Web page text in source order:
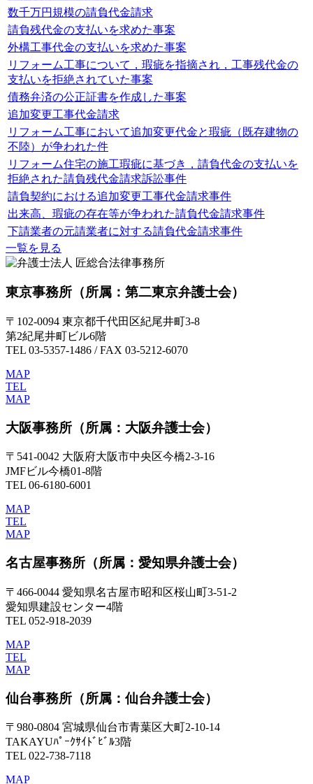
数千万円規模の請負代金請求
請負残代金の支払いを求めた事案
外構工事代金の支払いを求めた事案
リフォーム工事について，瑕疵を指摘され，工事残代金の
支払いを拒絶されていた事案
債務弁済の公正証書を作成した事案
追加変更工事代金請求
リフォーム工事において追加変更代金と瑕疵（既存建物の
不陸）が争われた件
リフォーム住宅の施工瑕疵に基づき，請負代金の支払いを
拒絶された請負残代金請求訴訟事件
請負契約における追加変更工事代金請求事件
出来高、瑕疵の存在等が争われた請負代金請求事件
下請業者の元請業者に対する請負代金請求事件
一覧を見る
東京事務所 （所属：第二東京弁護士会）
〒102-0094 東京都千代田区紀尾井町3-8
第2紀尾井町ビル6階
TEL 03-5357-1486 / FAX 03-5212-6070
MAP
TEL
MAP
大阪事務所 （所属：大阪弁護士会）
〒541-0042 大阪府大阪市中央区今橋2-3-16
JMFビル今橋01-8階
TEL 06-6180-6001
MAP
TEL
MAP
名古屋事務所 （所属：愛知県弁護士会）
〒466-0044 愛知県名古屋市昭和区桜山町3-51-2
愛知県建設センター4階
TEL 052-918-2039
MAP
TEL
MAP
仙台事務所 （所属：仙台弁護士会）
〒980-0804 宮城県仙台市青葉区大町2-10-14
TAKAYUﾊﾟｰｸｻｲﾄﾞﾋﾞﾙ3階
TEL 022-738-7118
MAP